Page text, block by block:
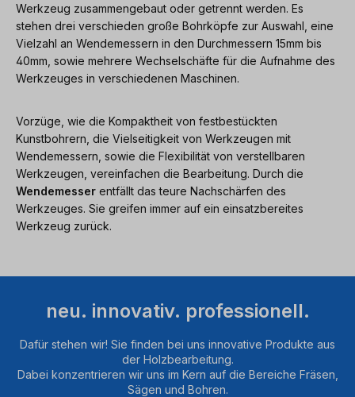
Werkzeug zusammengebaut oder getrennt werden. Es
stehen drei verschieden große Bohrköpfe zur Auswahl, eine
Vielzahl an Wendemessern in den Durchmessern 15mm bis
40mm, sowie mehrere Wechselschäfte für die Aufnahme des
Werkzeuges in verschiedenen Maschinen.
Vorzüge, wie die Kompaktheit von festbestückten
Kunstbohrern, die Vielseitigkeit von Werkzeugen mit
Wendemessern, sowie die Flexibilität von verstellbaren
Werkzeugen, vereinfachen die Bearbeitung. Durch die
Wendemesser entfällt das teure Nachschärfen des
Werkzeuges. Sie greifen immer auf ein einsatzbereites
Werkzeug zurück.
neu. innovativ. professionell.
Dafür stehen wir! Sie finden bei uns innovative Produkte aus
der Holzbearbeitung.
Dabei konzentrieren wir uns im Kern auf die Bereiche Fräsen,
Sägen und Bohren.